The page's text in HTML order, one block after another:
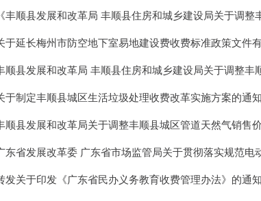
丰顺县发展和改革局 丰顺县住房和城乡建设局关于调整丰顺
延长梅州市防空地下室易地建设费收费标准政策文件有效期
顺县发展和改革局 丰顺县住房和城乡建设局关于调整丰顺县
于制定丰顺县城区生活垃圾处理收费改革实施方案的通知
顺县发展和改革局关于调整丰顺县城区管道天然气销售
东省发展改革委 广东省市场监管局关于贯彻落实规范电动自
发关于印发《广东省民办义务教育收费管理办法》的通知（